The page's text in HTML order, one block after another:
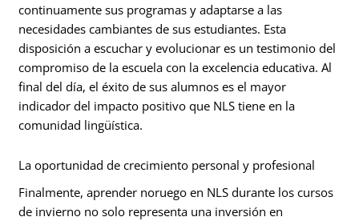
continuamente sus programas y adaptarse a las
necesidades cambiantes de sus estudiantes. Esta
disposición a escuchar y evolucionar es un testimonio del
compromiso de la escuela con la excelencia educativa. Al
final del día, el éxito de sus alumnos es el mayor
indicador del impacto positivo que NLS tiene en la
comunidad lingüística.
La oportunidad de crecimiento personal y profesional
Finalmente, aprender noruego en NLS durante los cursos
de invierno no solo representa una inversión en